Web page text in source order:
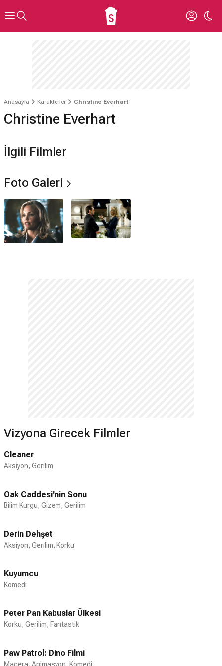
Anasayfa Karakterler Christine Everhart
Christine Everhart
İlgili Filmler
Foto Galeri
Vizyona Girecek Filmler
Cleaner
Aksiyon, Gerilim
Oak Caddesi'nin Sonu
Bilim Kurgu, Gizem, Gerilim
Derin Dehşet
Aksiyon, Gerilim, Korku
Kuyumcu
Komedi
Peter Pan Kabuslar Ülkesi
Korku, Gerilim, Fantastik
Paw Patrol: Dino Filmi
Macera, Animasyon, Komedi